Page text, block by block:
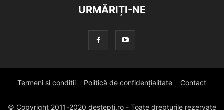
URMĂRIȚI-NE
Termeni si conditii Politică de confidențialitate Contact
© Copyright 2011-2020 destepti.ro - Toate drepturile rezervate